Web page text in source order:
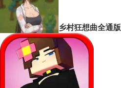
乡村狂想曲全通版